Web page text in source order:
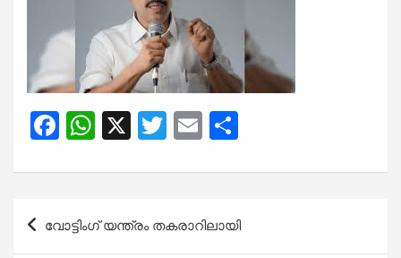
F
ce
o
W
at
s
A
X
T
tt
E
ail ar
e
Post
navigation
വോട്ടിംഗ് യന്ത്രം തകരാറിലായി